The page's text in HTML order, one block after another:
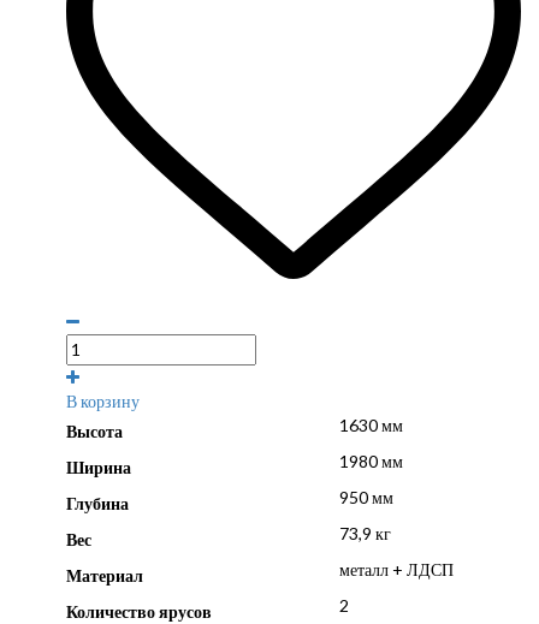
В корзину
Высота
1630 мм
Ширина 1980 мм
Глубина 950 мм
Вес 73,9 кг
Материал металл + ЛДСП
Количество ярусов 2